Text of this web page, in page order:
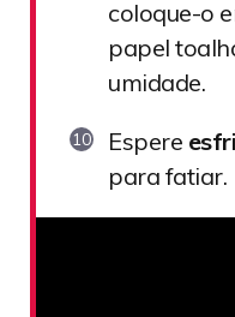
coloque-o
papel
umidade.
Espere
para fatiar.